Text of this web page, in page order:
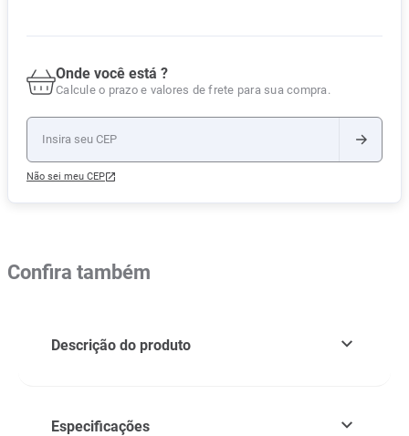
Onde você está ?
Calcule o prazo e valores de frete para sua compra.
Não sei meu CEP
Confira também
Descrição do produto
Especificações